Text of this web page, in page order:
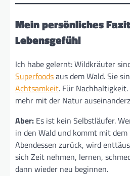
Mein persönliches
Lebensgefühl
Ich habe gelernt: Wildkräuter
Superfoodsaus dem Wald. Sie
Achtsamkeit. Für
mehr mit der Natur
Aber: Es ist kein Selbstläufer.
in den Wald und kommt mit
Abendessen zurück, wird
sich Zeit nehmen, lernen,
dann wieder neu beginnen.